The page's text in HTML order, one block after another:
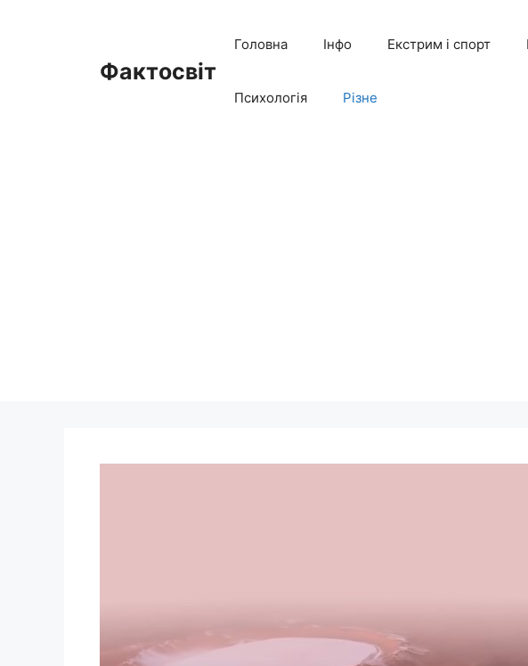
Фактосвіт
Головна Інфо Екстрим і спорт
Психологія Різне